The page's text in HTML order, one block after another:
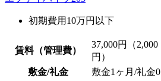
初期費用10万円以下
賃料（管理費）
37,000円（2,000
円）
敷金/礼金 敷金1ヶ月/礼金0